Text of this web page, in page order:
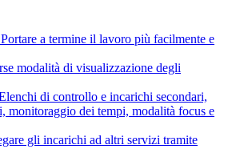
Portare a termine il lavoro più facilmente e
modalità di visualizzazione degli
di controllo e incarichi secondari,
monitoraggio dei tempi, modalità focus e
gli incarichi ad altri servizi tramite